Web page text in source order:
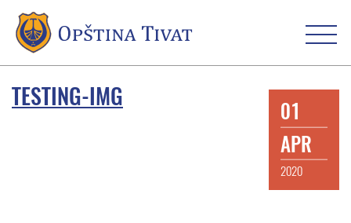
TESTING-IMG
01
APR
2020